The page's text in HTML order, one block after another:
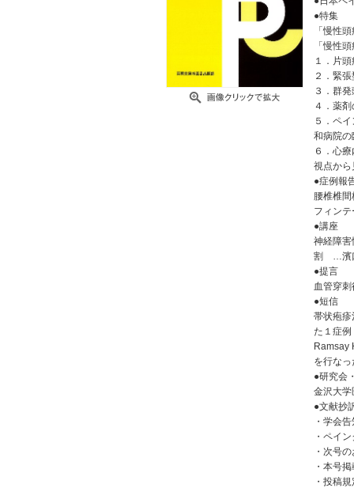
●特集
「慢性
「慢性
１．片
２．緊
３．群
４．薬
５．ペ
和病院
６．心
視点か
●症例報
腰椎椎
フィン
●講座
神経障
割 …濱
●提言
血管穿
●短信
帯状疱疹
た１症
Ramsay
を行な
●研究会
金沢大
●文献抄
・学会
・ペイ
・次号
・本号
・投稿